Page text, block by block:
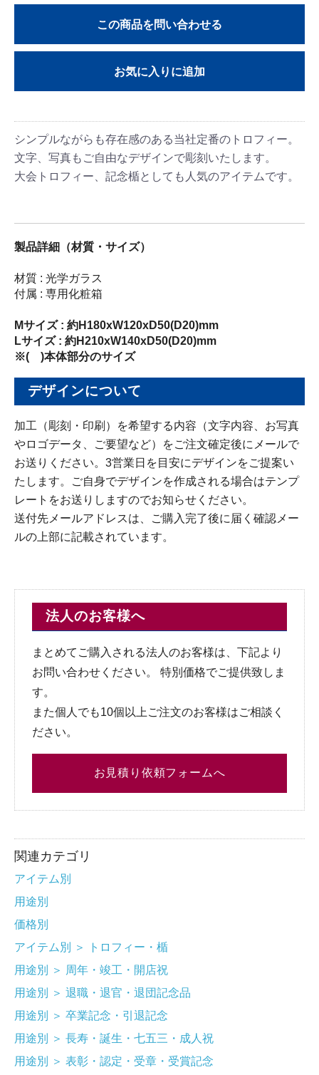
この商品を問い合わせる
お気に入りに追加
シンプルながらも存在感のある当社定番のトロフィー。
文字、写真もご自由なデザインで彫刻いたします。
大会トロフィー、記念楯としても人気のアイテムです。
製品詳細（材質・サイズ）
材質 : 光学ガラス
付属 : 専用化粧箱
Mサイズ : 約H180xW120xD50(D20)mm
Lサイズ : 約H210xW140xD50(D20)mm
※( )本体部分のサイズ
デザインについて
加工（彫刻・印刷）を希望する内容（文字内容、お写真
やロゴデータ、ご要望など）をご注文確定後にメールで
お送りください。3営業日を目安にデザインをご提案い
たします。ご自身でデザインを作成される場合はテンプ
レートをお送りしますのでお知らせください。
送付先メールアドレスは、ご購入完了後に届く確認メー
ルの上部に記載されています。
法人のお客様へ
まとめてご購入される法人のお客様は、下記より
お問い合わせください。 特別価格でご提供致しま
す。
また個人でも10個以上ご注文のお客様はご相談く
ださい。
お見積り依頼フォームへ
関連カテゴリ
アイテム別
用途別
価格別
アイテム別
＞
トロフィー・楯
用途別
＞ 周年・竣工・開店祝
用途別
＞ 退職・退官・退団記念品
用途別
＞ 卒業記念・引退記念
用途別
＞ 長寿・誕生・七五三・成人祝
用途別
＞ 表彰・認定・受章・受賞記念